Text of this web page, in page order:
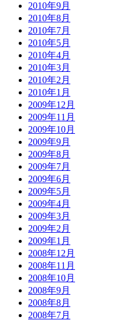
2010年9月
2010年8月
2010年7月
2010年5月
2010年4月
2010年3月
2010年2月
2010年1月
2009年12月
2009年11月
2009年10月
2009年9月
2009年8月
2009年7月
2009年6月
2009年5月
2009年4月
2009年3月
2009年2月
2009年1月
2008年12月
2008年11月
2008年10月
2008年9月
2008年8月
2008年7月